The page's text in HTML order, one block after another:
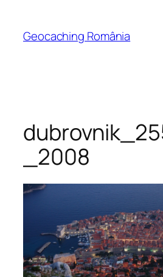
content
Geocaching România
_2008